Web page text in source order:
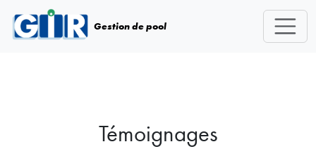
Skip navigation
Gestion de pool
Témoignages